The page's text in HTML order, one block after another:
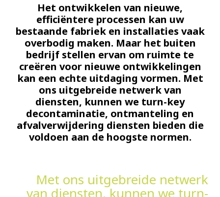
Het ontwikkelen van nieuwe,
efficiëntere processen kan uw
bestaande fabriek en installaties vaak
overbodig maken. Maar het buiten
bedrijf stellen ervan om ruimte te
creëren voor nieuwe ontwikkelingen
kan een echte uitdaging vormen. Met
ons uitgebreide netwerk van
diensten, kunnen we turn-key
decontaminatie, ontmanteling en
afvalverwijdering diensten bieden die
voldoen aan de hoogste normen.
Met ons uitgebreide netwerk
van diensten, kunnen we turn-